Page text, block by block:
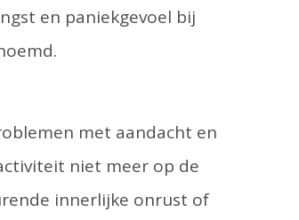
en paniekgevoel bij
met aandacht en
niet meer op de
innerlijke onrust of